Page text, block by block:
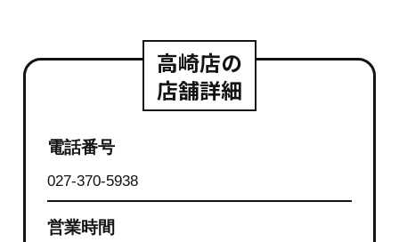
高崎店の
店舗詳細
電話番号
027-370-5938
営業時間